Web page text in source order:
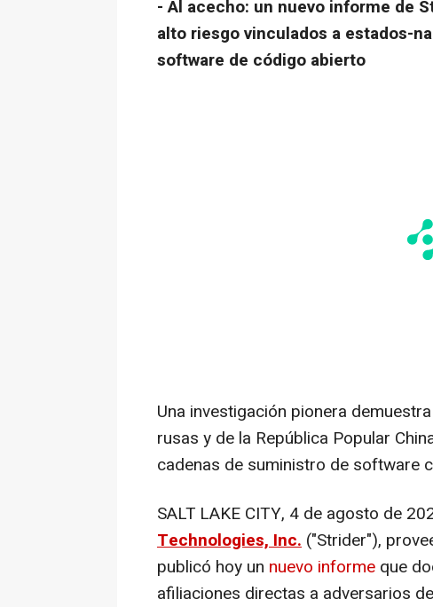
- Al acecho: un nuevo informe de
alto riesgo vinculados a estados-
software de código abierto
Una investigación pionera
rusas y de la República Popular
cadenas de suministro de software
SALT LAKE CITY, 4 de agosto de
Technologies, Inc. ("Strider"),
publicó hoy un nuevo informe que
afiliaciones directas a adversarios